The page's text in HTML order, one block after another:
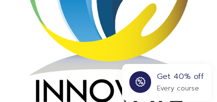
Get 40% off
Every course